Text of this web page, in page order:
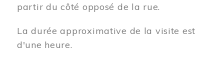
partir du côté opposé de la rue.
La durée approximative de la visite est
d'une heure.